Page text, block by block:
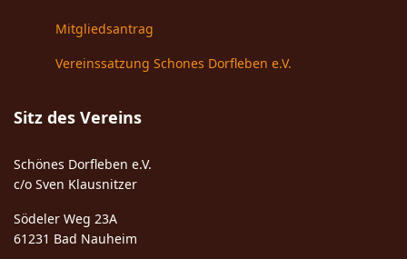
Mitgliedsantrag
Vereinssatzung Schones Dorfleben e.V.
Sitz des Vereins
Schönes Dorfleben e.V.
c/o Sven Klausnitzer
Södeler Weg 23A
61231 Bad Nauheim